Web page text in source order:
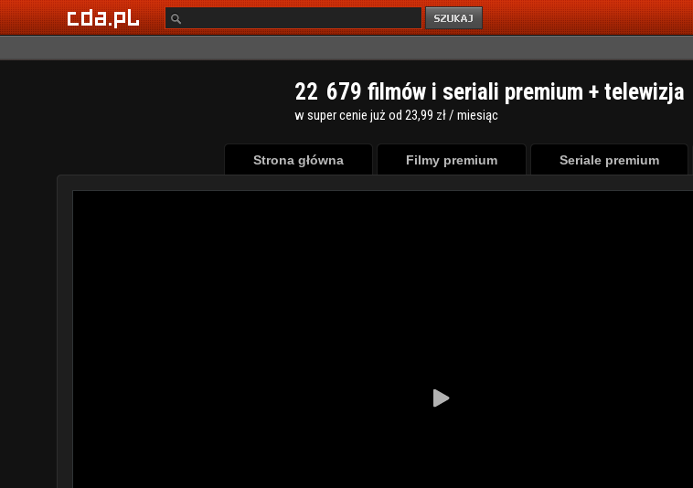
22 679 filmów i seriali premium + telewizja
w super cenie już od 23,99 zł / miesiąc
Strona główna Filmy premium Seriale premium